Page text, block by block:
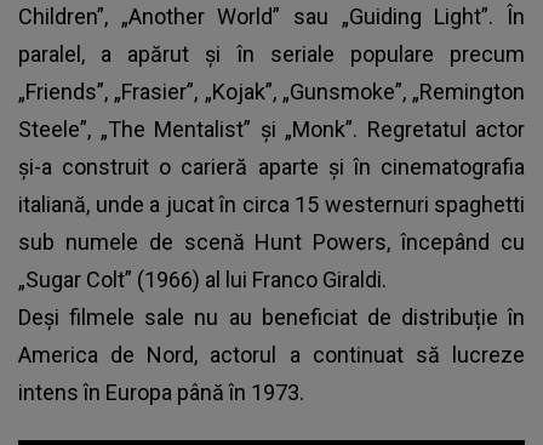
Children”, „Another World” sau „Guiding Light”. În
paralel, a apărut și în seriale populare precum
„Friends”, „Frasier”, „Kojak”, „Gunsmoke”, „Remington
Steele”, „The Mentalist” și „Monk”. Regretatul actor
și-a construit o carieră aparte și în cinematografia
italiană, unde a jucat în circa 15 westernuri spaghetti
sub numele de scenă Hunt Powers, începând cu
„Sugar Colt” (1966) al lui Franco Giraldi.
Deși filmele sale nu au beneficiat de distribuție în
America de Nord, actorul a continuat să lucreze
intens în Europa până în 1973.